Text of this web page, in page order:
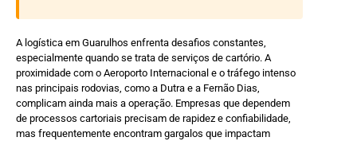
A logística em Guarulhos enfrenta desafios constantes,
especialmente quando se trata de serviços de cartório. A
proximidade com o Aeroporto Internacional e o tráfego intenso
nas principais rodovias, como a Dutra e a Fernão Dias,
complicam ainda mais a operação. Empresas que dependem
de processos cartoriais precisam de rapidez e confiabilidade,
mas frequentemente encontram gargalos que impactam